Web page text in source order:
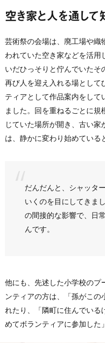
空き家と人を通して
芸術祭の会場は、廃工場や織
われていた空き家などを活用
いだひっそりと佇んでいたそ
再び人を迎え入れる場として
ティアとして作品案内をして
ました。回を重ねるごとに
じていた場所が開き、古い
は、静かに変わり始めている
だんだんと、シャッタ
いくのを目にしてきま
の間接的な影響で、日
んです。
他にも、先述した小学校のプ
ンティアの方は、「孫がこの
れたり、「隣町に住んでいる
めてボランティアに参加した